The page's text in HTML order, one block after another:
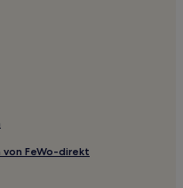
FeWo-direkt